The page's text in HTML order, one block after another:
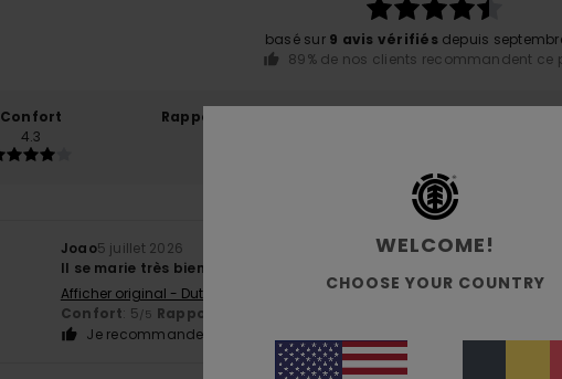
basé sur 9 avis vérifiés depuis
89% de nos clients recommandent ce
Confort
4.3
Rapport qualité / prix
Joao5 juillet 2026
Il se marie très bien avec une tenue décontractée comme avec
Afficher original - Dutch
Confort: 5/5 Rapport qualité / prix
Je recommande ce produit
WELCOME!
CHOOSE YOUR COUNTRY